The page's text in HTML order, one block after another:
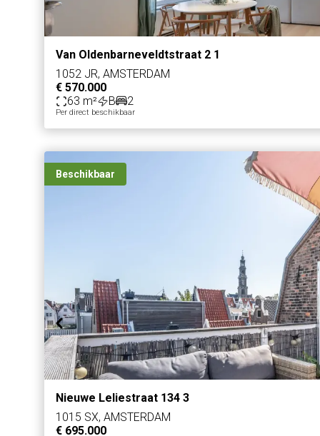
Van Oldenbarneveldtstraat 2 1
1052 JR, AMSTERDAM
€ 570.000
63 m²
B 2
Per direct beschikbaar
Beschikbaar
Nieuwe Leliestraat 134 3
1015 SX, AMSTERDAM
€ 695.000